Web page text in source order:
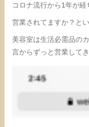
コロナ流行から1年が経
営業されてますか？と
美容室は生活必需品の
言からずっと営業して